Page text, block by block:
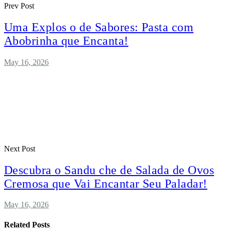
Prev Post
Uma Explos o de Sabores: Pasta com
Abobrinha que Encanta!
May 16, 2026
Next Post
Descubra o Sandu che de Salada de Ovos
Cremosa que Vai Encantar Seu Paladar!
May 16, 2026
Related Posts